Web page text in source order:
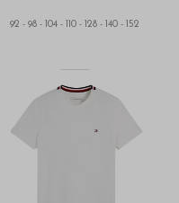
92 - 98 - 104 - 110 - 128 - 140 - 152